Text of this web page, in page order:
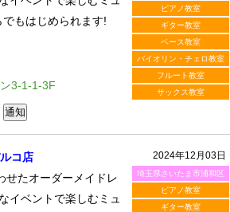
ピアノ教室
ギター教室
ベース教室
バイオリン・チェロ教室
フルート教室
サックス教室
もはじめられます!
3-1-1-3F
2024年12月03日
埼玉県さいたま市浦和区
ピアノ教室
ギター教室
コ店
せたオーダーメイドレ
イベントで楽しむミュ